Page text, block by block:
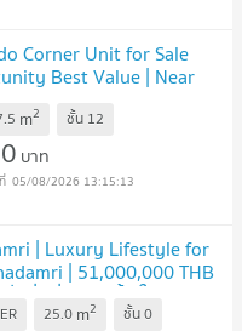
Corner Unit for Sale
Best Value | Near
m2 ชั้น 12
บาท
05/08/2026 13:15:13
| Luxury Lifestyle for
| 51,000,000 THB
ที่ดีที่สุดเท่านั้น ใกล้ BTS
! 25.0 m2 ชั้น0